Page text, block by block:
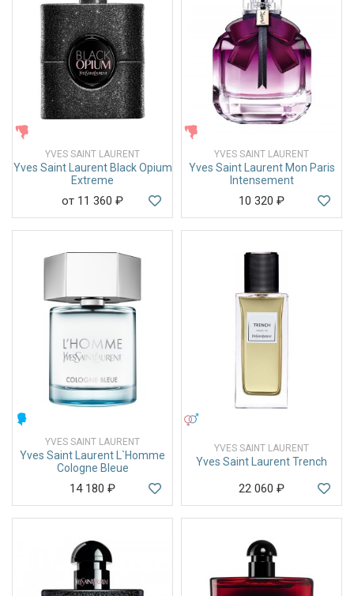
YVES SAINT LAURENT
Yves Saint Laurent Black Opium
Extreme
от 11 360 ₽
YVES SAINT LAURENT
Yves Saint Laurent Mon Paris
Intensement
10 320 ₽
YVES SAINT LAURENT
Yves Saint Laurent L`Homme
Cologne Bleue
14 180 ₽
YVES SAINT LAURENT
Yves Saint Laurent Trench
22 060 ₽